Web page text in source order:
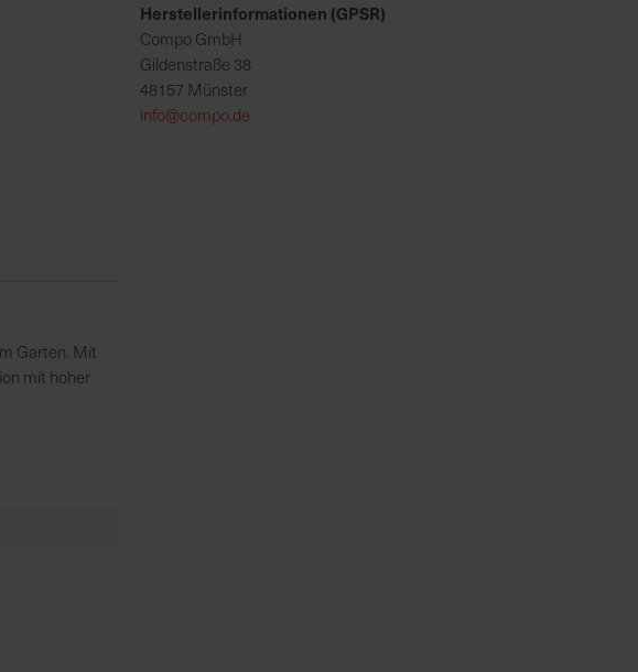
Garten. Mit
mit hoher
Herstellerinformationen (GPSR)
Compo GmbH
Gildenstraße 38
48157 Münster
info@compo.de